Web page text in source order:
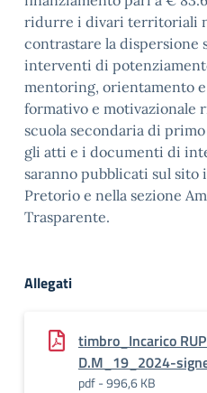
ridurre i divari territoriali
contrastare la dispersione
interventi di
mentoring, orientamento
formativo e motivazionale
scuola secondaria di
gli atti e i documenti di
saranno pubblicati sul sito
Pretorio e nella sezione
Trasparente.
Allegati
timbro_Incarico
D.M_19_2024-
pdf - 996,6 KB